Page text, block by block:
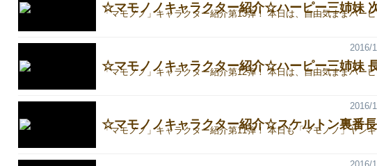
☆マモノノキャラクター紹介☆ハーピー三姉妹
☆マモノノキャラクター紹介☆ハーピー三姉妹
2016/
☆マモノノキャラクター紹介☆スケルトン裏番
2016/